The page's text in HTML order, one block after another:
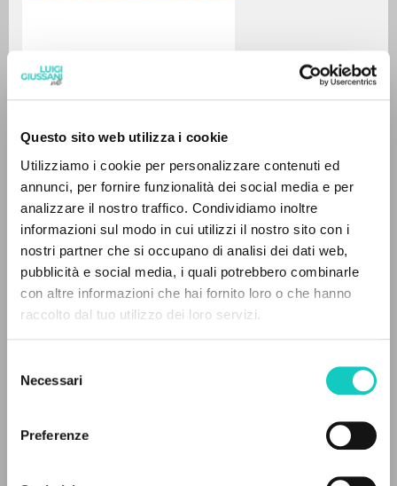
Questo sito web utilizza i cookie
Utilizziamo i cookie per personalizzare contenuti ed
annunci, per fornire funzionalità dei social media e per
analizzare il nostro traffico. Condividiamo inoltre
informazioni sul modo in cui utilizzi il nostro sito con i
nostri partner che si occupano di analisi dei dati web,
pubblicità e social media, i quali potrebbero combinarle
con altre informazioni che hai fornito loro o che hanno
raccolto dal tuo utilizzo dei loro servizi.
delNecessari
Preferenze
Giussani Luigi
Italian
Il Giornale
1998
Pages: 1
A
Z